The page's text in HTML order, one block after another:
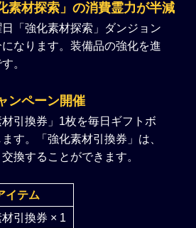
素材探索」の消費霊力が半減
「強化素材探索」ダンジョン
なります。装備品の強化を進
。
ンペーン開催
引換券」1枚を毎日ギフトボ
す。「強化素材引換券」は、
換することができます。
イテム
引換券 × 1